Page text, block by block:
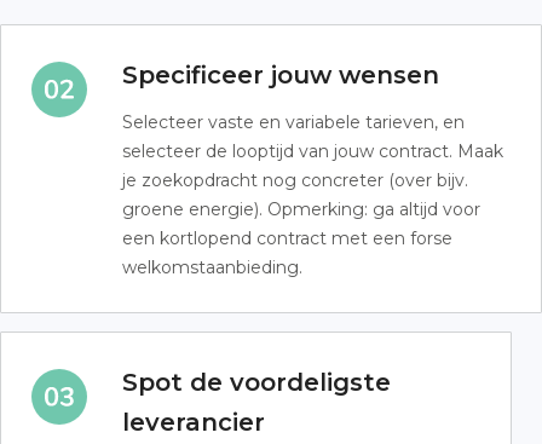
Specificeer jouw wensen
Selecteer vaste en variabele tarieven, en
selecteer de looptijd van jouw contract. Maak
je zoekopdracht nog concreter (over bijv.
groene energie). Opmerking: ga altijd voor
een kortlopend contract met een forse
welkomstaanbieding.
Spot de voordeligste
leverancier